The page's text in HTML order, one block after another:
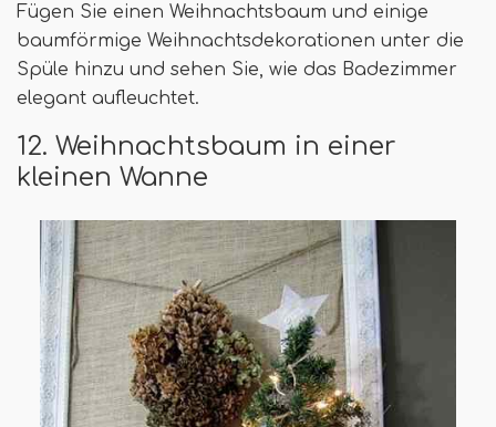
Fügen Sie einen Weihnachtsbaum und einige
baumförmige Weihnachtsdekorationen unter die
Spüle hinzu und sehen Sie, wie das Badezimmer
elegant aufleuchtet.
12. Weihnachtsbaum in einer
kleinen Wanne